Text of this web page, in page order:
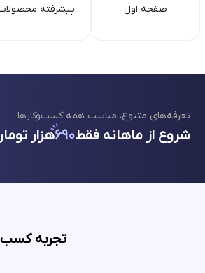
صفحه اول
پیشرفته
تعرفه‌های متنوع، مناسب همه کسب‌وکارها
شروع از ماهانه فقط۶۹۰هزار
تجربه